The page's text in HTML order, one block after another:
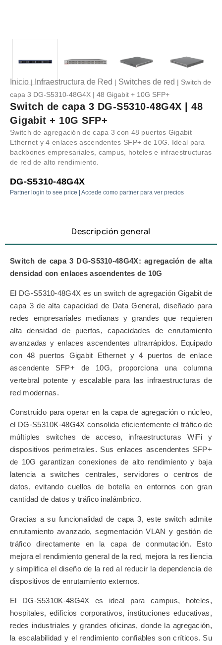
Inicio | Infraestructura de Red | Switches de red | Switch de
capa 3 DG-S5310-48G4X | 48 Gigabit + 10G SFP+
Switch de capa 3 DG-S5310-48G4X | 48
Gigabit + 10G SFP+
Switch de agregación de capa 3 con 48 puertos Gigabit
Ethernet y 4 enlaces ascendentes SFP+ de 10G. Ideal para
backbones empresariales, campus, hoteles e infraestructuras
de red de alto rendimiento.
DG-S5310-48G4X
Partner login to see price | Accede como partner para ver precios
Descripción general
Switch de capa 3 DG-S5310-48G4X: agregación de alta
densidad con enlaces ascendentes de 10G
El DG-S5310-48G4X es un switch de agregación Gigabit de
capa 3 de alta capacidad de Data General, diseñado para
redes empresariales medianas y grandes que requieren
alta densidad de puertos, capacidades de enrutamiento
avanzadas y enlaces ascendentes ultrarrápidos. Equipado
con 48 puertos Gigabit Ethernet y 4 puertos de enlace
ascendente SFP+ de 10G, proporciona una columna
vertebral potente y escalable para las infraestructuras de
red modernas.
Construido para operar en la capa de agregación o núcleo,
el DG-S5310K-48G4X consolida eficientemente el tráfico de
múltiples switches de acceso, infraestructuras WiFi y
dispositivos perimetrales. Sus enlaces ascendentes SFP+
de 10G garantizan conexiones de alto rendimiento y baja
latencia a switches centrales, servidores o centros de
datos, evitando cuellos de botella en entornos con gran
cantidad de datos y tráfico inalámbrico.
Gracias a su funcionalidad de capa 3, este switch admite
enrutamiento avanzado, segmentación VLAN y gestión de
tráfico directamente en la capa de conmutación. Esto
mejora el rendimiento general de la red, mejora la resiliencia
y simplifica el diseño de la red al reducir la dependencia de
dispositivos de enrutamiento externos.
El DG-S5310K-48G4X es ideal para campus, hoteles,
hospitales, edificios corporativos, instituciones educativas,
redes industriales y grandes oficinas, donde la agregación,
la escalabilidad y el rendimiento confiables son críticos. Su